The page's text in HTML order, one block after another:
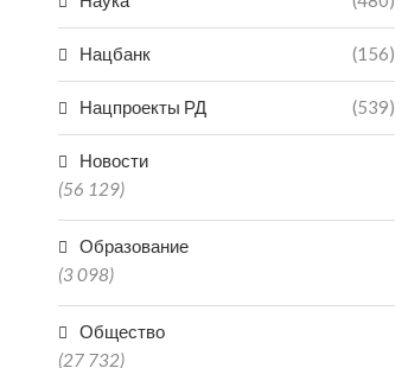
Нацбанк (156)
Нацпроекты РД (539)
Новости
(56 129)
Образование
(3 098)
Общество
(27 732)